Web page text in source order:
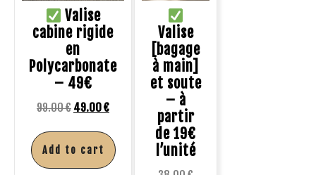
Valise
cabine rigide
en
Polycarbonate
– 49€
99.00€ 49.00€
Add to cart
Valise
[bagage
à main]
et soute
– à
partir
de 19€
l’unité